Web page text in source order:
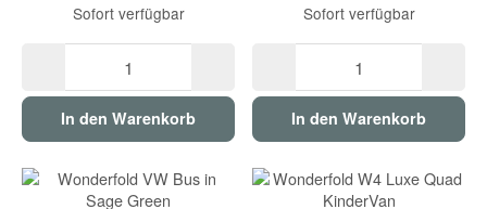
Sofort verfügbar
In den Warenkorb
Sofort verfügbar
In den Warenkorb